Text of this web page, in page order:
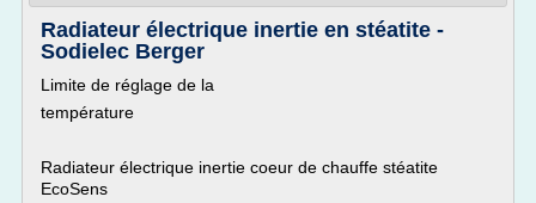
Radiateur électrique inertie en stéatite -
Sodielec Berger
Limite de réglage de la
température
Radiateur électrique inertie coeur de chauffe stéatite
EcoSens